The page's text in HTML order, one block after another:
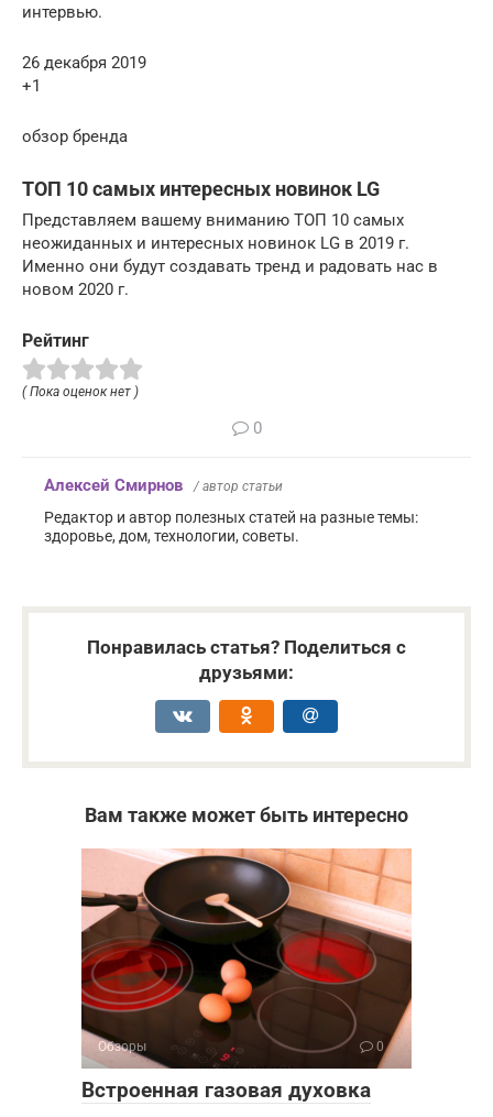
интервью.
26 декабря 2019
+1
обзор бренда
ТОП 10 самых интересных новинок LG
Представляем вашему вниманию ТОП 10 самых
неожиданных и интересных новинок LG в 2019 г.
Именно они будут создавать тренд и радовать нас в
новом 2020 г.
Рейтинг
( Пока оценок нет )
0
Алексей Смирнов / автор статьи
Редактор и автор полезных статей на разные темы:
здоровье, дом, технологии, советы.
Понравилась статья? Поделиться с
друзьями:
Вам также может быть интересно
Обзоры 0
Встроенная газовая духовка